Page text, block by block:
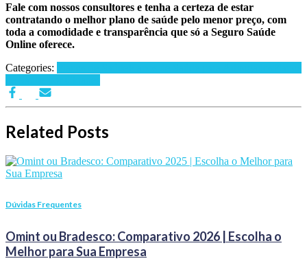
Fale com nossos consultores e tenha a certeza de estar
contratando o melhor plano de saúde pelo menor preço, com
toda a comodidade e transparência que só a Seguro Saúde
Online oferece.
Categories:
Related Posts
Dúvidas Frequentes
Omint ou Bradesco: Comparativo 2026 | Escolha o
Melhor para Sua Empresa